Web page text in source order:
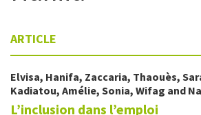
ARTICLE
Elvisa, Hanifa, Zaccaria, Thaouès,
Kadiatou, Amélie, Sonia, Wifag and
L’inclusion dans l’emploi